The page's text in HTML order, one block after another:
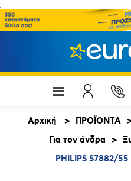
;
Αρχική > ΠΡΟΪΟΝΤΑ
Για τον άνδρα
>
PHILIPS S7882/55